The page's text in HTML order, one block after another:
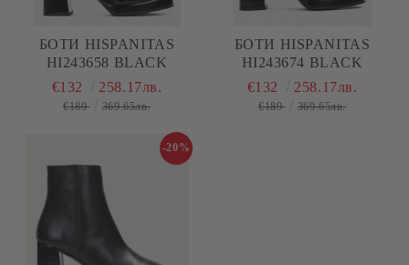
БОТИ HISPANITAS
HI243658 BLACK
€132 258.17лв.
€189 369.65лв.
БОТИ HISPANITAS
HI243674 BLACK
€132 258.17лв.
€189 369.65лв.
-20%